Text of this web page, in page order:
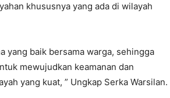
khususnya yang ada di wilayah
yang baik bersama warga, sehingga
mewujudkan keamanan dan
yang kuat, ” Ungkap Serka Warsilan.